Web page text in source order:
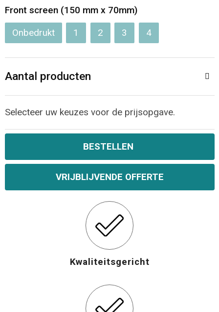
Regenkleding
Hygiëne en Persoonlijke verzorging
Matrozentassen
Papieren tassen
Tablettassen
Heuptassen
Opvouwbare tassen
Bowlingtassen
Strandtassen
Katoenen draagtassen
Front screen (150 mm x 70mm)
Onbedrukt 1 2 3 4
Aantal producten
Selecteer uw keuzes voor de prijsopgave.
BESTELLEN
VRIJBLIJVENDE OFFERTE
Kwaliteitsgericht